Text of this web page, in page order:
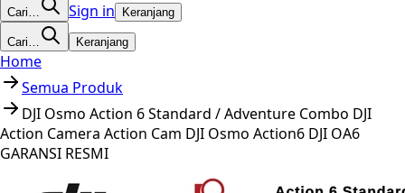
Cari… Sign in Keranjang
Cari… Keranjang
Home
Semua Produk
DJI Osmo Action 6 Standard / Adventure Combo DJI
Action Camera Action Cam DJI Osmo Action6 DJI OA6
GARANSI RESMI